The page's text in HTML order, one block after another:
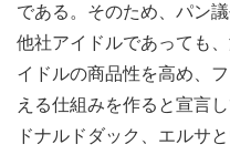
である。そのため、パン
他社アイドルであっても
イドルの商品性を高め、
える仕組みを作ると宣言
ドナルドダック、エルサ